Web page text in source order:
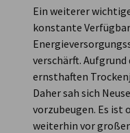
Ein weiterer
konstante
verschärft.
ernsthaften
Daher sah sich
vorzubeugen. Es
weiterhin vor